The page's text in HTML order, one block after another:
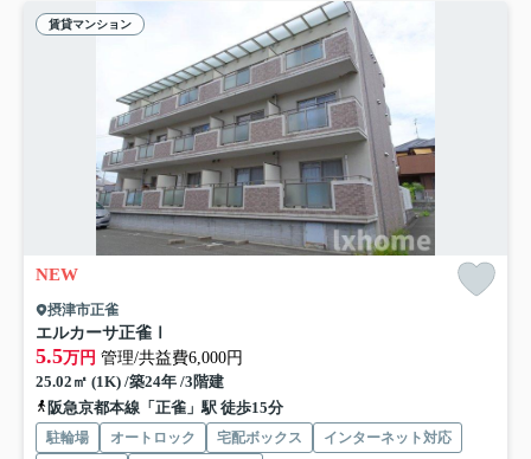
賃貸マンション
NEW
摂津市正雀
エルカーサ正雀Ⅰ
5.5万円 管理/共益費6,000円
25.02㎡ (1K) /築24年 /3階建
阪急京都本線「正雀」駅 徒歩15分
駐輪場 オートロック 宅配ボックス
インターネット対応